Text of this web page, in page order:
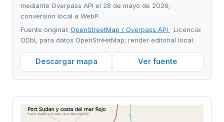
mediante Overpass API el 28 de mayo de 2026;
conversión local a WebP.
Fuente original: OpenStreetMap / Overpass API · Licencia:
ODbL para datos OpenStreetMap; render editorial local
Descargar mapa Ver fuente